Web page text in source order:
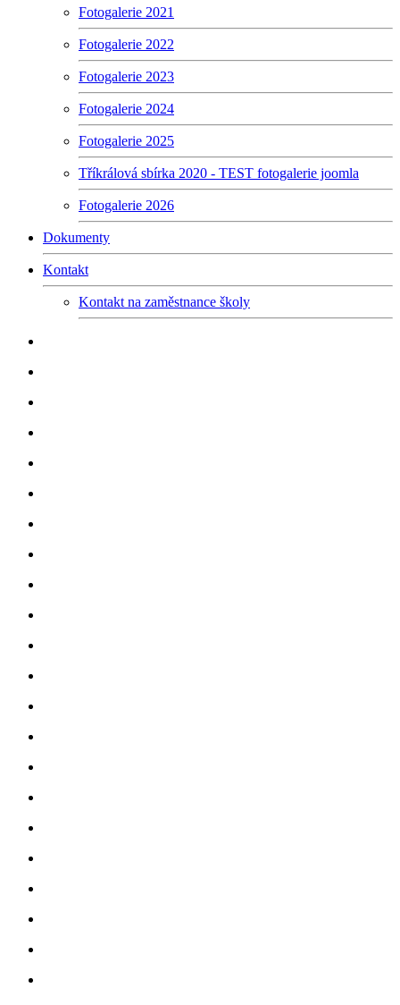
Fotogalerie 2021
Fotogalerie 2022
Fotogalerie 2023
Fotogalerie 2024
Fotogalerie 2025
Tříkrálová sbírka 2020 - TEST fotogalerie joomla
Fotogalerie 2026
Dokumenty
Kontakt
Kontakt na zaměstnance školy